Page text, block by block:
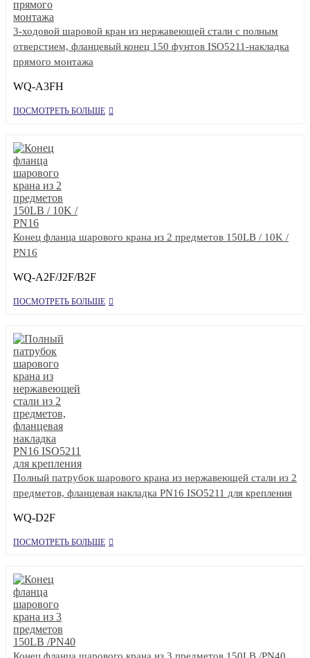
3-ходовой шаровой кран из нержавеющей стали с полным
отверстием, фланцевый конец 150 фунтов ISO5211-накладка
прямого монтажа
WQ-A3FH
ПОСМОТРЕТЬ БОЛЬШЕ
Конец фланца шарового крана из 2 предметов 150LB / 10K /
PN16
WQ-A2F/J2F/B2F
ПОСМОТРЕТЬ БОЛЬШЕ
Полный патрубок шарового крана из нержавеющей стали из 2
предметов, фланцевая накладка PN16 ISO5211 для крепления
WQ-D2F
ПОСМОТРЕТЬ БОЛЬШЕ